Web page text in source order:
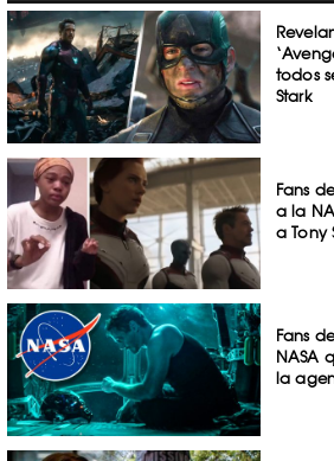
todos
Stark
Fans
a la
a Tony
Fans
NASA
la